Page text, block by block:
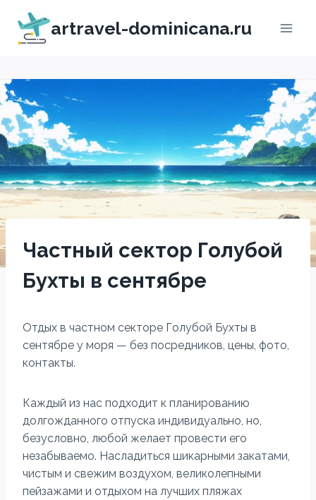
Перейти
содержимому
artravel-dominicana.ru
Частный сектор Голубой
Бухты в сентябре
Отдых в частном секторе Голубой Бухты в
сентябре у моря — без посредников, цены, фото,
контакты.
Каждый из нас подходит к планированию
долгожданного отпуска индивидуально, но,
безусловно, любой желает провести его
незабываемо. Насладиться шикарными закатами,
чистым и свежим воздухом, великолепными
пейзажами и отдыхом на лучших пляжах